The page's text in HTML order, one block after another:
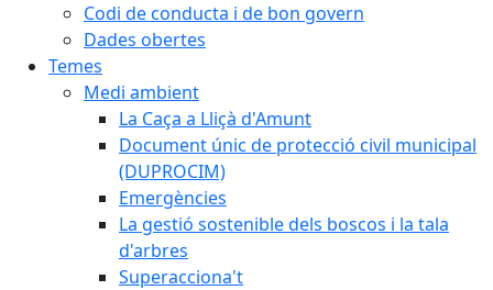
Codi de conducta i de bon govern
Dades obertes
Temes
Medi ambient
La Caça a Lliçà d'Amunt
Document únic de protecció civil municipal
(DUPROCIM)
Emergències
La gestió sostenible dels boscos i la tala
d'arbres
Superacciona't